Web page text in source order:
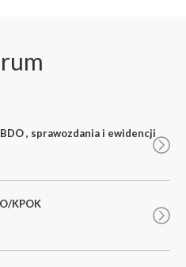
, sprawozdania i ewidencji
KPOK